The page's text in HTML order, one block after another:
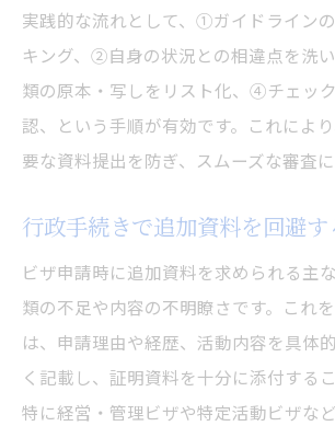
実践的な流れとして、①ガイドライン
キング、②自身の状況との相違点を洗
類の原本・写しをリスト化、④チェッ
認、という手順が有効です。これによ
要な資料提出を防ぎ、スムーズな審査に
行政手続きで追加資料を回避
ビザ申請時に追加資料を求められる主
類の不足や内容の不明瞭さです。これ
は、申請理由や経歴、活動内容を具体
く記載し、証明資料を十分に添付する
特に経営・管理ビザや特定活動ビザな